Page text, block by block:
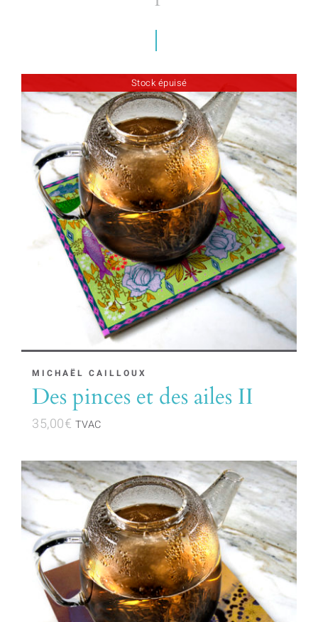
Stock épuisé
MICHAËL CAILLOUX
Des pinces et des ailes II
35,00€ TVAC